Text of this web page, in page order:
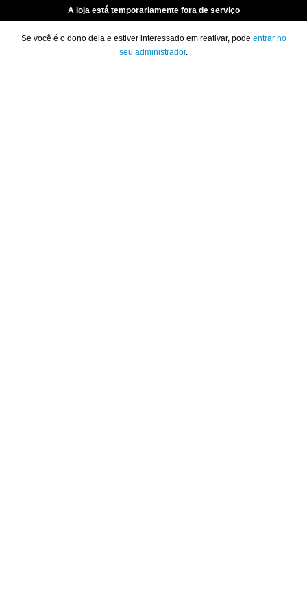
A loja está temporariamente fora de serviço
Se você é o dono dela e estiver interessado em reativar, pode entrar no
seu administrador.